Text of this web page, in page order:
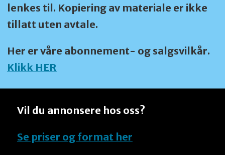
lenkes til. Kopiering av materiale er ikke
tillatt uten avtale.
Her er våre abonnement- og salgsvilkår.
Klikk HER
Vil du annonsere hos oss?
Se priser og format her